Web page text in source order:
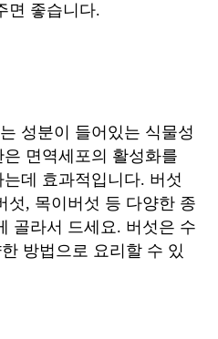
면 좋습니다.
성분이 들어있는 식물성
면역세포의 활성화를
데 효과적입니다. 버섯
섯, 목이버섯 등 다양한 종
골라서 드세요. 버섯은 수
방법으로 요리할 수 있